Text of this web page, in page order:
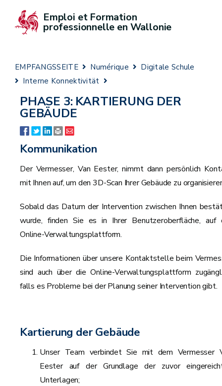
Emploi et Formation
professionnelle en Wallonie
EMPFANGSSEITE Numérique
Digitale Schule
Interne Konnektivität
PHASE 3: KARTIERUNG DER
GEBÄUDE
Kommunikation
Der Vermesser, Van Eester, nimmt dann persönlich
mit Ihnen auf, um den 3D-Scan Ihrer Gebäude zu
Sobald das Datum der Intervention zwischen Ihnen
wurde, finden Sie es in Ihrer Benutzeroberfläche, auf
Online-Verwaltungsplattform.
Die Informationen über unsere Kontaktstelle beim
sind auch über die Online-Verwaltungsplattform
falls es Probleme bei der Planung seiner Intervention gibt.
Kartierung der Gebäude
Unser Team verbindet Sie mit dem Vermesser
Eester auf der Grundlage der zuvor
Unterlagen;